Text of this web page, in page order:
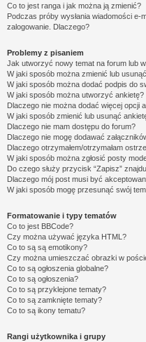
Co to jest ranga i jak można ją zmienić?
Podczas próby wysłania wiadomości
zalogowanie. Dlaczego?
Problemy z pisaniem
Jak utworzyć nowy temat na forum lub
W jaki sposób można zmienić lub
W jaki sposób można dodać podpis do
W jaki sposób można utworzyć ankietę?
Dlaczego nie można dodać więcej opcji
W jaki sposób zmienić lub usunąć
Dlaczego nie mam dostępu do forum?
Dlaczego nie mogę dodawać
Dlaczego otrzymałem/otrzymałam
W jaki sposób można zgłosić posty
Do czego służy przycisk “Zapisz”
Dlaczego mój post musi być
W jaki sposób mogę przesunąć swój
Formatowanie i typy tematów
Co to jest BBCode?
Czy można używać języka HTML?
Co to są są emotikony?
Czy można umieszczać obrazki w
Co to są ogłoszenia globalne?
Co to są ogłoszenia?
Co to są przyklejone tematy?
Co to są zamknięte tematy?
Co to są ikony tematu?
Rangi użytkownika i grupy